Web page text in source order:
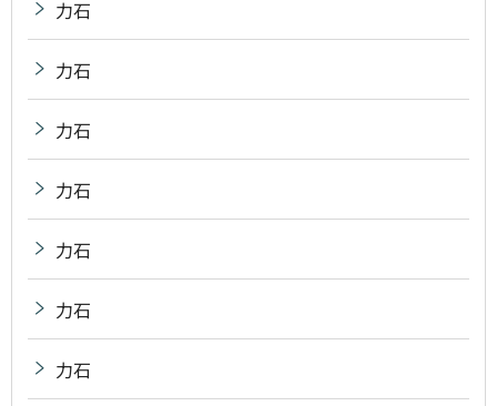
力石
力石
力石
力石
力石
力石
力石